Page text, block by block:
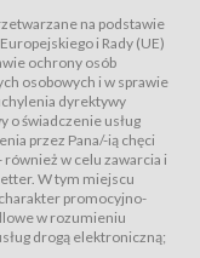
w Serwisie;
z
pkt. 4 i 5 poniżej, których
Usługobiorców
na podstawie
i Rady (UE)
ochrony osób
osobowych i w sprawie
dyrektywy
o świadczenie usług
przez Pana/-ią chęci
w celu zawarcia i
W tym miejscu
promocyjno-
w rozumieniu
drogą elektroniczną;